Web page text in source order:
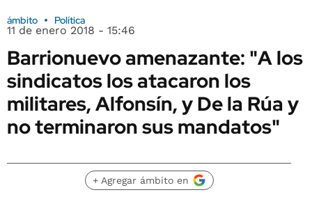
ámbito Política
11 de enero 2018 - 15:46
Barrionuevo amenazante: "A los
sindicatos los atacaron los
militares, Alfonsín, y De la Rúa y
no terminaron sus mandatos"
+ Agregar ámbito en